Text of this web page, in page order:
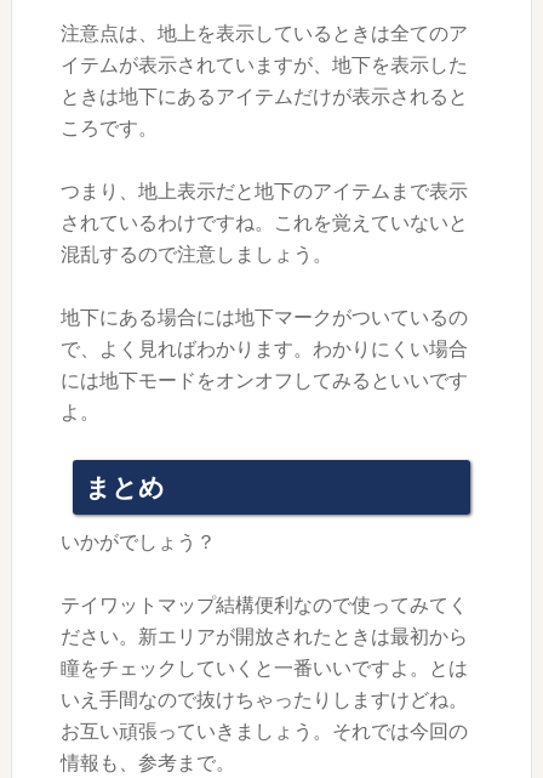
注意点は、地上を表示しているときは全てのア
イテムが表示されていますが、地下を表示した
ときは地下にあるアイテムだけが表示されると
ころです。
つまり、地上表示だと地下のアイテムまで表示
されているわけですね。これを覚えていないと
混乱するので注意しましょう。
地下にある場合には地下マークがついているの
で、よく見ればわかります。わかりにくい場合
には地下モードをオンオフしてみるといいです
よ。
まとめ
いかがでしょう？
テイワットマップ結構便利なので使ってみてく
ださい。新エリアが開放されたときは最初から
瞳をチェックしていくと一番いいですよ。とは
いえ手間なので抜けちゃったりしますけどね。
お互い頑張っていきましょう。それでは今回の
情報も、参考まで。